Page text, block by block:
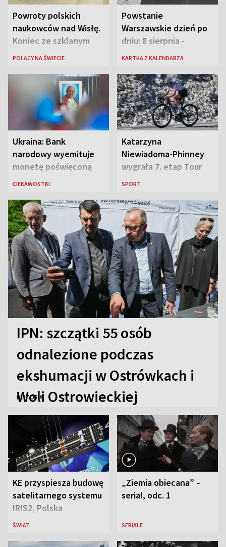
Powroty polskich
naukowców nad Wisłę.
Koniec ze szklanym
sufitem
POLACY NA ŚWIECIE
Powstanie
Warszawskie dzień po
dniu: 8 sierpnia -
rozbrzmiewa radio
„Antka Rozpylacza”
KARTKA Z KALENDARZA
Ukraina: Bank
narodowy wyemituje
monetę poświęconą
św. Janowi Pawłowi II
CIEKAWOSTKI
Katarzyna
Niewiadoma-Phinney
wygrała 7. etap Tour
de France i została
SPORT
IPN: szczątki 55 osób
odnalezione podczas
ekshumacji w Ostrówkach i
Woli Ostrowieckiej
HISTORIA
KE przyspiesza budowę
satelitarnego systemu
IRIS2, Polska
przeznaczy 656 mln
ŚWIAT
„Ziemia obiecana” –
serial, odc. 1
SERIALE